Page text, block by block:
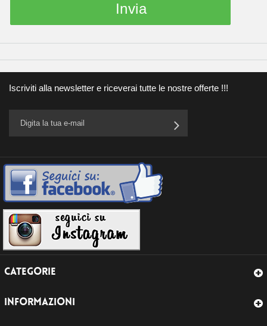
Invia
Iscriviti alla newsletter e riceverai tutte le nostre offerte !!!
CATEGORIE
INFORMAZIONI